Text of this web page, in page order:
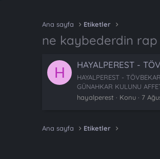
Ana sayfa Etiketler
ne kaybederdin rap
H HAYALPEREST -
HAYALPEREST -
GÜNAHKAR KULUNU
hayalperest
Konu 7
Ana sayfa Etiketler